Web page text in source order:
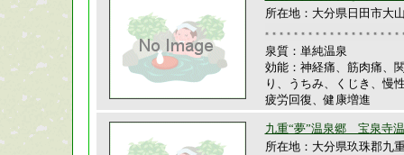
所在地：大分県日田市大
泉質：単純温泉
効能：神経痛、筋肉痛、
り、うちみ、くじき、慢
疲労回復、健康増進
九重“夢”温泉郷 宝泉寺
所在地：大分県玖珠郡九